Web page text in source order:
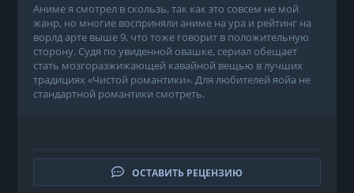
Аниме я смотрел в скользь, так как это совсем не мой
жанр, но многие восприняли аниме на ура и рейтинг на
ворлд арте выше 9, что тоже говорит в положительную
сторону. Судя по увиденной овашке, сериал обещает
стать мозгоразжижающей кавайной вещью в лучших
традициях «Чистой романтики». Для любителей яойа не
стандартной романтики смотреть.
ОСТАВИТЬ РЕЦЕНЗИЮ